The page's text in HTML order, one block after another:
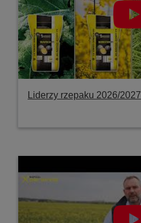
Liderzy rzepaku 2026/2027